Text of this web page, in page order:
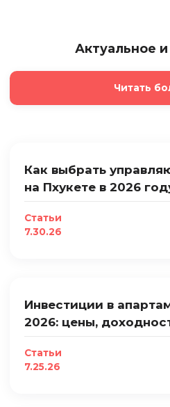
Актуальное
Читать
Как выбрать
на Пхукете в 2026
Статьи
7.30.26
Инвестиции в
2026: цены,
Статьи
7.25.26